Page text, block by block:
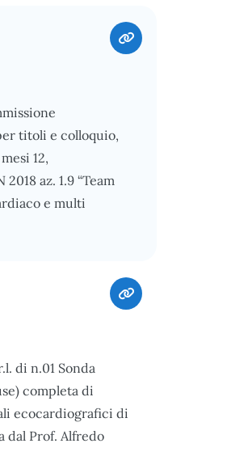
titoli e colloquio,
12,
az. 1.9 “Team
e multi
di n.01 Sonda
completa di
ecocardiografici di
dal Prof. Alfredo